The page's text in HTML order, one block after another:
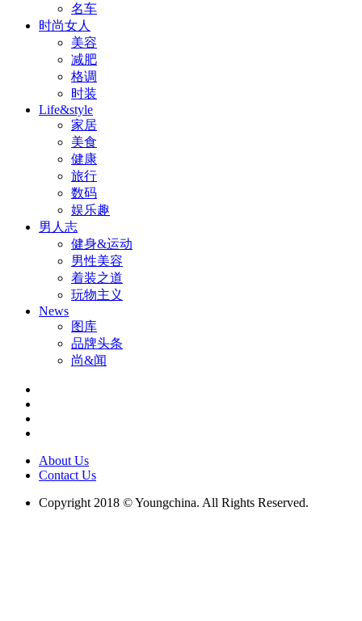
名车
时尚女人
美容
减肥
格调
时装
Life&style
家居
美食
健康
旅行
数码
娱乐趣
男人志
健身&运动
男性美容
着装之道
玩物主义
News
图库
品牌头条
尚&闻
About Us
Contact Us
Copyright 2018 © Youngchina. All Rights Reserved.